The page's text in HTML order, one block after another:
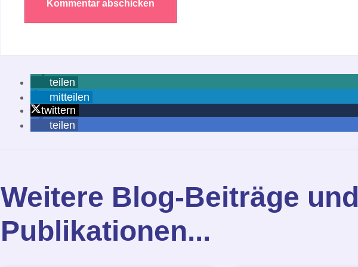
teilen
mitteilen
twittern
teilen
Weitere Blog-Beiträge
Publikationen...